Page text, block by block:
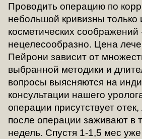
Проводить операцию по
небольшой кривизны только
косметических соображений
нецелесообразно. Цена
Пейрони зависит от
выбранной методики и
вопросы выясняются на
консультации нашего
операции присутствует
после операции заживают в
недель. Спустя 1-1,5 мес